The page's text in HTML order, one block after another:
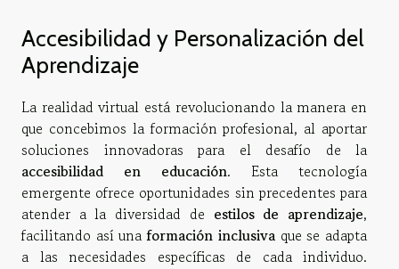
Accesibilidad y Personalización del
Aprendizaje
La realidad virtual está revolucionando la manera en
que concebimos la formación profesional, al aportar
soluciones innovadoras para el desafío de la
accesibilidad en educación. Esta tecnología
emergente ofrece oportunidades sin precedentes para
atender a la diversidad de estilos de aprendizaje,
facilitando así unaformación inclusivaque se adapta
a las necesidades específicas de cada individuo.